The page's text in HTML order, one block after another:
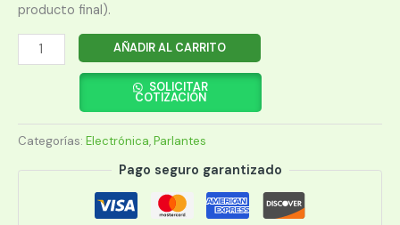
producto final).
PARLANTE
KLIP
KBS-
030RD
BT/BAT/IPX7/TWS/MIC/ROJO
AÑADIR AL CARRITO
SOLICITAR
COTIZACIÓN
Categorías: Electrónica,Parlantes
Pago seguro garantizado